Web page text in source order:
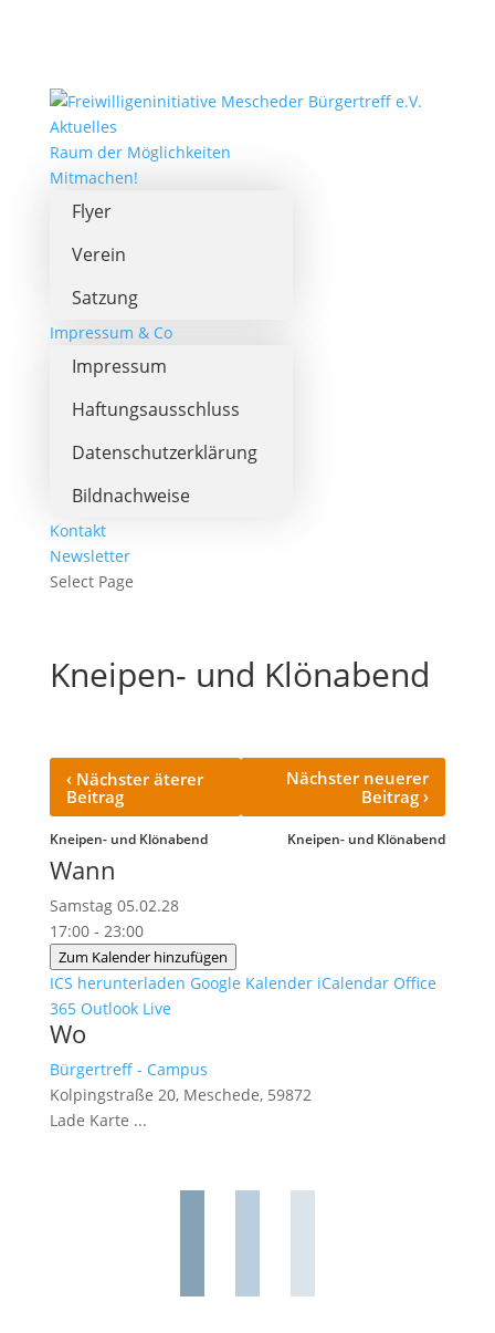
Aktuelles
Raum der Möglichkeiten
Mitmachen!
Flyer
Verein
Satzung
Impressum & Co
Impressum
Haftungsausschluss
Datenschutzerklärung
Bildnachweise
Kontakt
Newsletter
Select Page
Kneipen- und Klönabend
‹Nächster äterer
Beitrag
Kneipen- und Klönabend
Nächster neuerer
Beitrag›
Kneipen- und Klönabend
Wann
Samstag 05.02.28
17:00 - 23:00
Zum Kalender hinzufügen
ICS herunterladen Google Kalender iCalendar Office
365 Outlook Live
Wo
Bürgertreff - Campus
Kolpingstraße 20, Meschede, 59872
Lade Karte ...